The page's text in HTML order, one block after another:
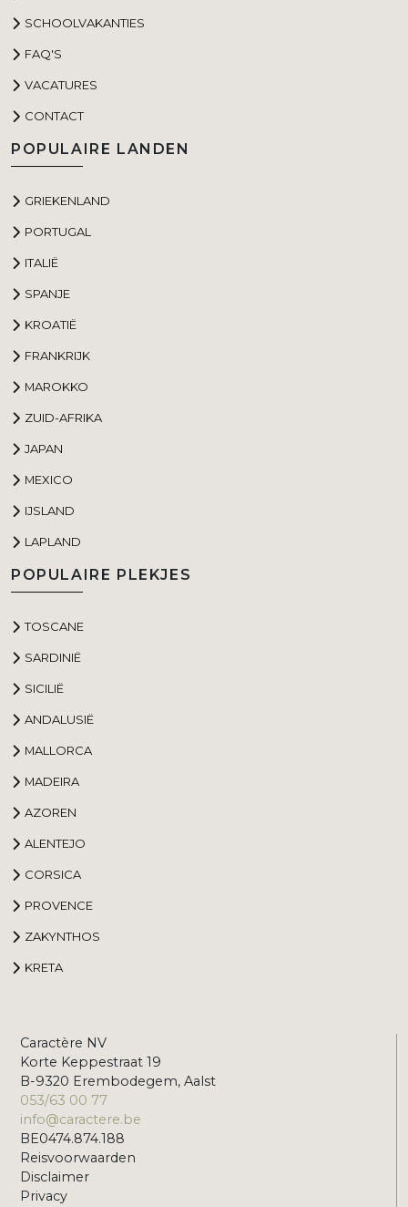
SCHOOLVAKANTIES
FAQ'S
VACATURES
CONTACT
POPULAIRE LANDEN
GRIEKENLAND
PORTUGAL
ITALIË
SPANJE
KROATIË
FRANKRIJK
MAROKKO
ZUID-AFRIKA
JAPAN
MEXICO
IJSLAND
LAPLAND
POPULAIRE PLEKJES
TOSCANE
SARDINIË
SICILIË
ANDALUSIË
MALLORCA
MADEIRA
AZOREN
ALENTEJO
CORSICA
PROVENCE
ZAKYNTHOS
KRETA
Caractère NV
Korte Keppestraat 19
B-9320 Erembodegem, Aalst
053/63 00 77
info@caractere.be
BE0474.874.188
Reisvoorwaarden
Disclaimer
Privacy